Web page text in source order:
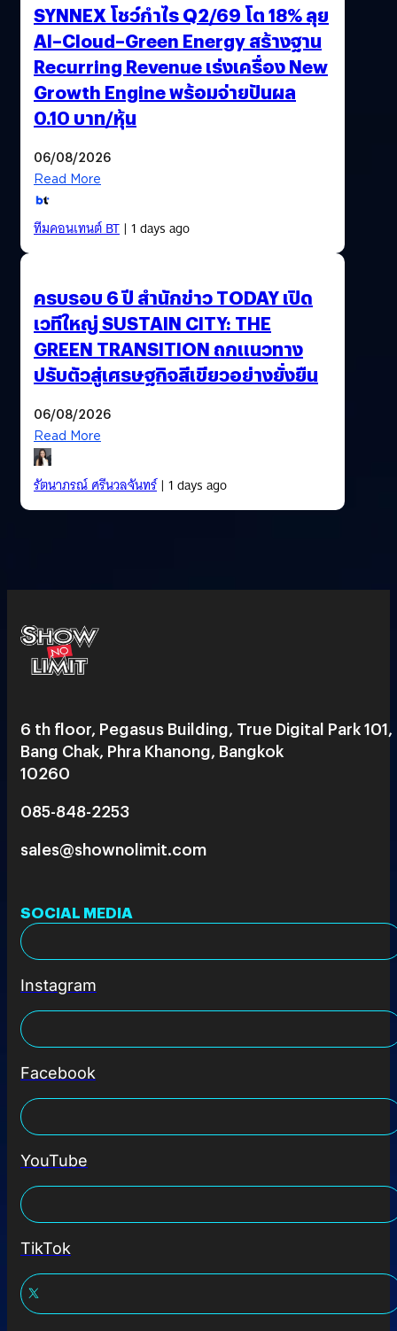
SYNNEX โชว์กำไร Q2/69 โต 18% ลุย
AI–Cloud–Green Energy สร้างฐาน
Recurring Revenue เร่งเครื่อง New
Growth Engine พร้อมจ่ายปันผล
0.10 บาท/หุ้น
06/08/2026
Read More
ทีมคอนเทนต์ BT| 1 days ago
ครบรอบ 6 ปี สำนักข่าว TODAY เปิด
เวทีใหญ่ SUSTAIN CITY: THE
GREEN TRANSITION ถกแนวทาง
ปรับตัวสู่เศรษฐกิจสีเขียวอย่างยั่งยืน
06/08/2026
Read More
รัตนาภรณ์ ศรีนวลจันทร์| 1 days ago
6 th floor, Pegasus Building, True Digital Park 101,
Bang Chak, Phra Khanong, Bangkok
10260
085-848-2253
sales@shownolimit.com
SOCIAL MEDIA
Instagram
Facebook
YouTube
TikTok